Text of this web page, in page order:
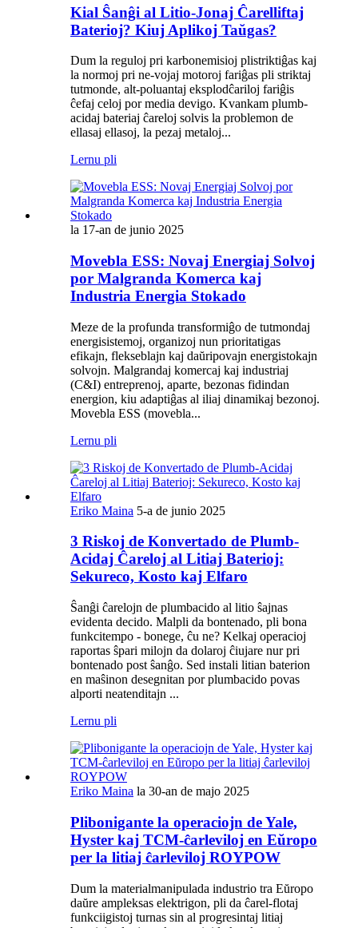
Kial Ŝanĝi al Litio-Jonaj Ĉarelliftaj
Baterioj? Kiuj Aplikoj Taŭgas?
Dum la reguloj pri karbonemisioj plistriktiĝas kaj
la normoj pri ne-vojaj motoroj fariĝas pli striktaj
tutmonde, alt-poluantaj eksplodĉariloj fariĝis
ĉefaj celoj por media devigo. Kvankam plumb-
acidaj bateriaj ĉareloj solvis la problemon de
ellasaj ellasoj, la pezaj metaloj...
Lernu pli
la 17-an de junio 2025
Movebla ESS: Novaj Energiaj Solvoj
por Malgranda Komerca kaj
Industria Energia Stokado
Meze de la profunda transformiĝo de tutmondaj
energisistemoj, organizoj nun prioritatigas
efikajn, flekseblajn kaj daŭripovajn energistokajn
solvojn. Malgrandaj komercaj kaj industriaj
(C&I) entreprenoj, aparte, bezonas fidindan
energion, kiu adaptiĝas al iliaj dinamikaj bezonoj.
Movebla ESS (movebla...
Lernu pli
Eriko Maina 5-a de junio 2025
3 Riskoj de Konvertado de Plumb-
Acidaj Ĉareloj al Litiaj Baterioj:
Sekureco, Kosto kaj Elfaro
Ŝanĝi ĉarelojn de plumbacido al litio ŝajnas
evidenta decido. Malpli da bontenado, pli bona
funkcitempo - bonege, ĉu ne? Kelkaj operacioj
raportas ŝpari milojn da dolaroj ĉiujare nur pri
bontenado post ŝanĝo. Sed instali litian baterion
en maŝinon desegnitan por plumbacido povas
alporti neatenditajn ...
Lernu pli
Eriko Maina la 30-an de majo 2025
Plibonigante la operaciojn de Yale,
Hyster kaj TCM-ĉarleviloj en Eŭropo
per la litiaj ĉarleviloj ROYPOW
Dum la materialmanipulada industrio tra Eŭropo
daŭre ampleksas elektrigon, pli da ĉarel-flotaj
funkciigistoj turnas sin al progresintaj litiaj